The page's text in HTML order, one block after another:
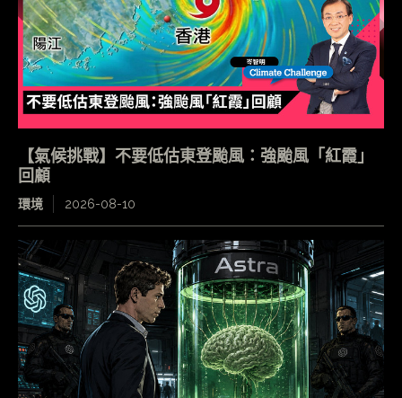
【氣候挑戰】不要低估東登颱風：強颱風「紅霞」
回顧
環境 2026-08-10